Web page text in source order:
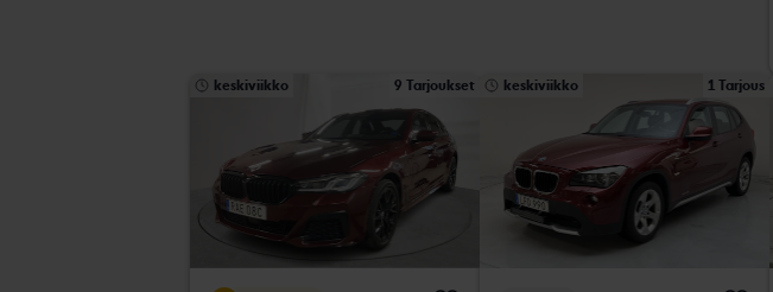
keskiviikko 9 Tarjoukset keskiviikko 1 Tarjous